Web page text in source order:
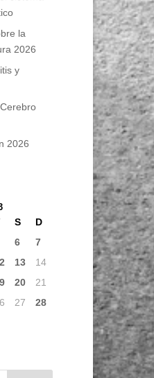
la
2026
y
2026
S
D
6
7
13
14
20
21
27
28